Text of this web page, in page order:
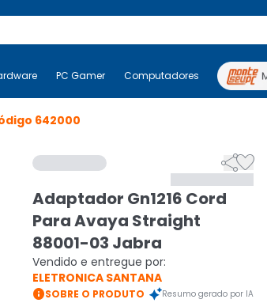
Ninja Hardware PC Gamer Computadores
PC Gamer Computadores Periféricos
642000

Adaptador Gn1216 Cord
Para Avaya Straight
88001-03 Jabra
Vendido e entregue por:
ELETRONICA SANTANA
SOBRE O PRODUTO Resumo gerado por IA